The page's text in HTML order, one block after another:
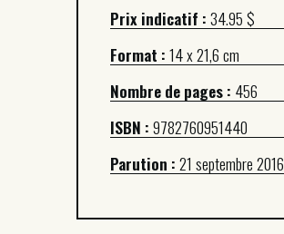
Prix indicatif :34.95 $
Format :14 x 21,6 cm
Nombre de pages : 456
ISBN :9782760951440
Parution :21 septembre 2016